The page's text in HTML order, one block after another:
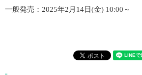
一般発売：2025年2月14日(金) 10:00～